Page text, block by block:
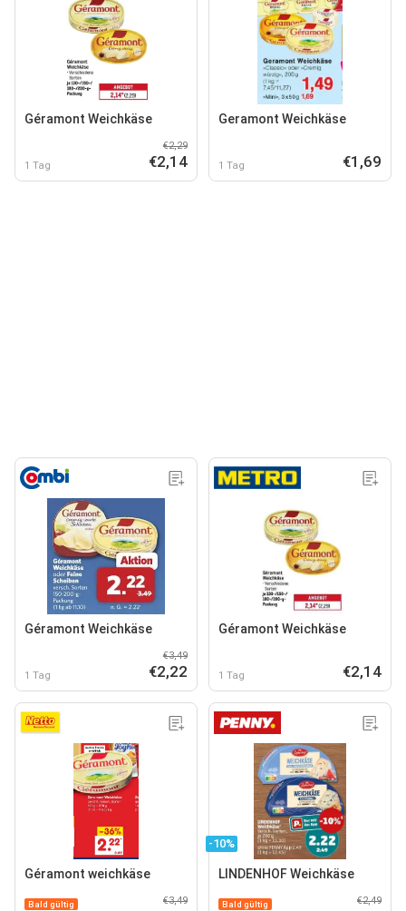
Géramont Weichkäse
1 Tag
€2,29
€2,14
Geramont Weichkäse
1 Tag €1,69
Géramont Weichkäse
1 Tag
€3,49
€2,22
Géramont Weichkäse
1 Tag €2,14
Géramont weichkäse
Bald gültig €3,49
-10%
LINDENHOF Weichkäse
Bald gültig €2,49